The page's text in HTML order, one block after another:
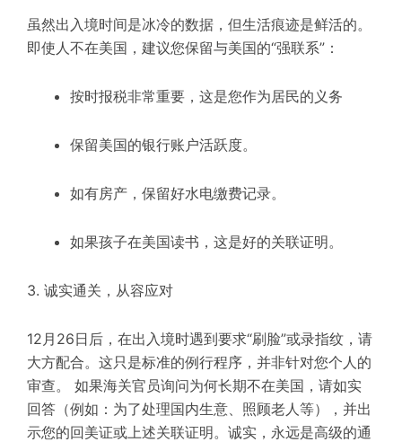
虽然出入境时间是冰冷的数据，但生活痕迹是鲜活的。
即使人不在美国，建议您保留与美国的“强联系”：
按时报税非常重要，这是您作为居民的义务
保留美国的银行账户活跃度。
如有房产，保留好水电缴费记录。
如果孩子在美国读书，这是好的关联证明。
3. 诚实通关，从容应对
12月26日后，在出入境时遇到要求“刷脸”或录指纹，请
大方配合。这只是标准的例行程序，并非针对您个人的
审查。 如果海关官员询问为何长期不在美国，请如实
回答（例如：为了处理国内生意、照顾老人等），并出
示您的回美证或上述关联证明。诚实，永远是高级的通